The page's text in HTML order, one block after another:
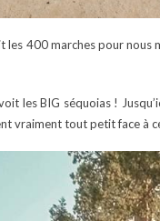
les 400 marches pour
les BIG séquoias !
vraiment tout petit face à